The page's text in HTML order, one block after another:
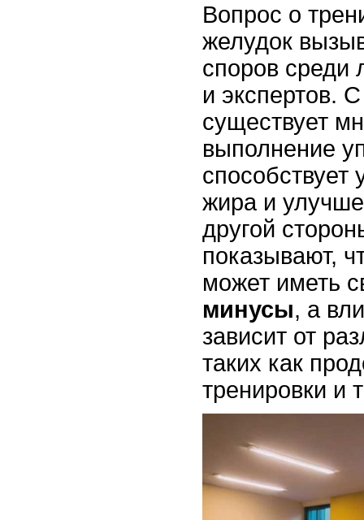
Вопрос о
желудок
споров среди
и экспертов.
существует
выполнение
способствует
жира и
другой
показывают,
может иметь
минусы, а
зависит от
таких как
тренировки и